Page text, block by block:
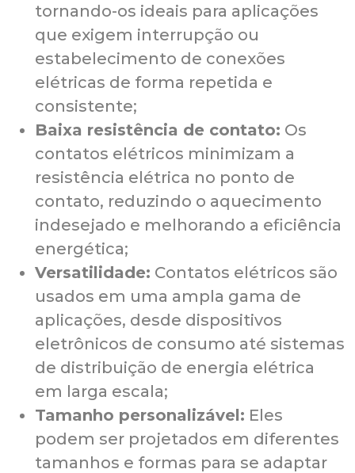
tornando-os ideais para aplicações
que exigem interrupção ou
estabelecimento de conexões
elétricas de forma repetida e
consistente;
Baixa resistência de contato: Os
contatos elétricos minimizam a
resistência elétrica no ponto de
contato, reduzindo o aquecimento
indesejado e melhorando a eficiência
energética;
Versatilidade: Contatos elétricos são
usados em uma ampla gama de
aplicações, desde dispositivos
eletrônicos de consumo até sistemas
de distribuição de energia elétrica
em larga escala;
Tamanho personalizável: Eles
podem ser projetados em diferentes
tamanhos e formas para se adaptar